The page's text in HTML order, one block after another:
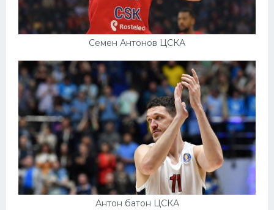
Семен Антонов ЦСКА
Антон батон ЦСКА